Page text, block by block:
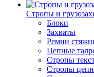
Стропы и
Блоки
Захваты
Ремни
Цепные
Стропы
Стропы